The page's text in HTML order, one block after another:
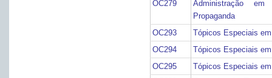
OC279
Administração
Propaganda
OC293
Tópicos Especiais
OC294
Tópicos Especiais
OC295
Tópicos Especiais